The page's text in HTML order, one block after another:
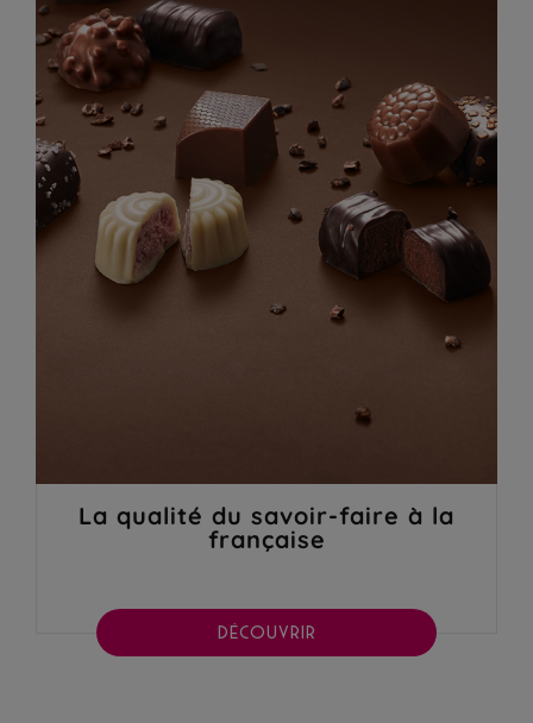
La qualité du savoir-faire à la
française
DÉCOUVRIR